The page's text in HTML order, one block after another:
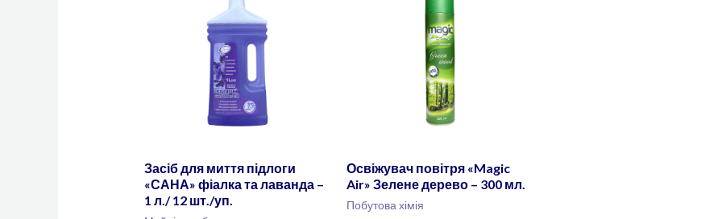
Засіб для миття підлоги
«САНА» фіалка та лаванда –
1 л./ 12 шт./уп.
Освіжувач повітря «Magic
Air» Зелене дерево – 300 мл.
Побутова хімія